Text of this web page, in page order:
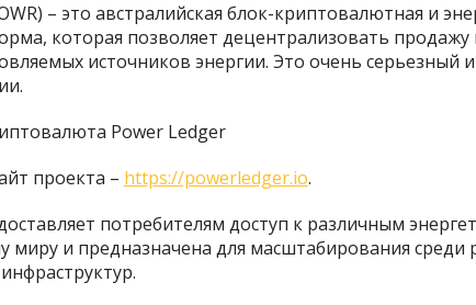
– это австралийская блок-криптовалютная и
которая позволяет децентрализовать продажу
источников энергии. Это очень серьезный
проекта – https://powerledger.io.
потребителям доступ к различным
миру и предназначена для масштабирования среди